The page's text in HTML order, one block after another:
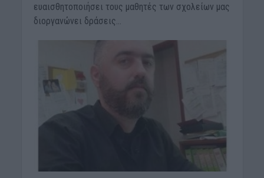
ευαισθητοποιήσει τους μαθητές των σχολείων μας
διοργανώνει δράσεις...